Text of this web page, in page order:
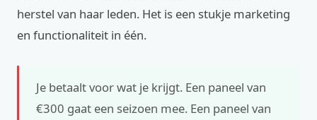
herstel van haar leden. Het is een stukje marketing
en functionaliteit in één.
Je betaalt voor wat je krijgt. Een paneel van
€300 gaat een seizoen mee. Een paneel van